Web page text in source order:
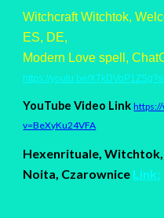
Witchcraft Witchtok,
ES, DE,
Modern Love spell,
https://youtu.be/
YouTube Video Link
v=BeXyKu24VFA
Hexenrituale,
Noita, Czarownice Link: